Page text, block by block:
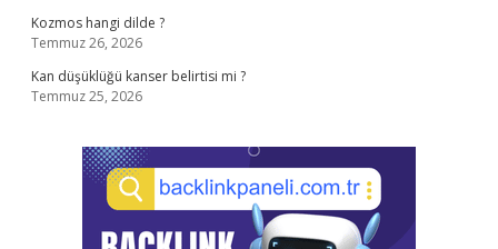
Kozmos hangi dilde ?
Temmuz 26, 2026
Kan düşüklüğü kanser belirtisi mi ?
Temmuz 25, 2026